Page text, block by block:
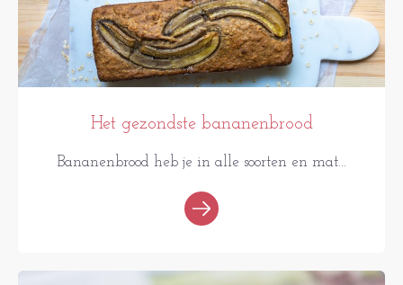
Het gezondste bananenbrood
Bananenbrood heb je in alle soorten en mat...